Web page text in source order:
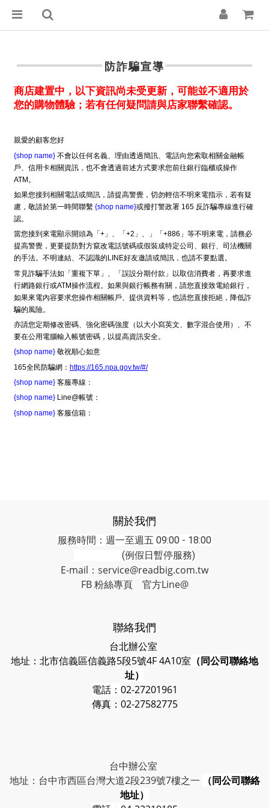
防詐騙宣導
商店建置中，以下資訊尚未受更新，可能並不適用於
您的購物體驗；若有任何疑問請與店家聯繫確認。
親愛的顧客您好
{shop name} 不會以任何名義、理由透過簡訊、電話向您索取相關金融帳
戶、信用卡相關資訊，也不會透過前述方式要求您前往銀行臨櫃或操作
ATM。
如果您接到相關電話或簡訊，請提高警覺，切勿輕信不明來電指示，若有疑
慮，敬請於第一時間聯繫 {shop name}或撥打警政署 165 反詐騙專線進行確
認。
當您接到來電顯示開頭為「+」、「+2」、」「+886」等不明來電，請務必
提高警覺，更要提防對方竄改電話號碼或假裝成特定公司、銀行、司法機關
的手法。不明連結、不認識的LINE好友邀請或簡訊，也請不要點選。
常見詐騙手法如「重複下單」、「誤設分期付款」以取信消費者，再要求進
行網路銀行或ATM操作流程。如果與銀行帳務有關，請您直接致電給銀行，
如果來電內容要求您操作相關帳戶、提供資料等，也請您直接拒絕，降低詐
騙的風險。
亦請您定期修改密碼、強化密碼強度（以大小寫英文、數字混合使用）、不
要在公用電腦輸入帳號密碼，以提高資訊安全。
{shop name} 敬祝順心如意
165全民防騙網： https://165.npa.gov.tw/#/
{shop name} 客服專線：
{shop name} Line@帳號：
{shop name} 客服信箱：
關於我們
服務時間：週一至週五 09:00 - 18:00
(例假日暫停服務)
E-mail：service@readbig.com.tw
FB 粉絲專頁
官方Line@
聯絡我們
台北辦公室
地址：北市信義區信義路5段5號4F 4A10室 （同公司聯絡地
址）
電話： 02-27201961
傳真：02-27582775
台中辦公室
地址：台中市西區台灣大道2段239號7樓之一
（同公司聯絡
地址）